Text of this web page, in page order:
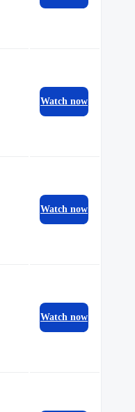
Watch now
Watch now
Watch now